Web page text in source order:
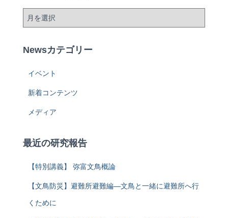
Newsカテゴリー
イベント
新着コンテンツ
メディア
最近の研究報告
【特別講義】 弥富文鳥概論
【文鳥防災】避難所避難編―文鳥と一緒に避難所へ行
くために